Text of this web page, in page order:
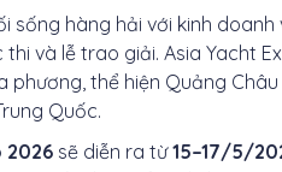
sống hàng hải với kinh
thi và lễ trao giải. Asia Yacht
phương, thể hiện Quảng
Quốc.
2026 sẽ diễn ra từ15–17/5/